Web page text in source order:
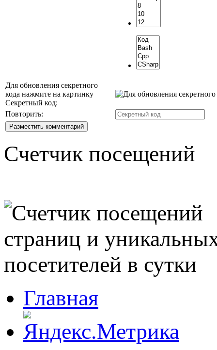
Для обновления секретного
кода нажмите на картинку
Секретный код:
Повторить:
Счетчик посещений
Главная